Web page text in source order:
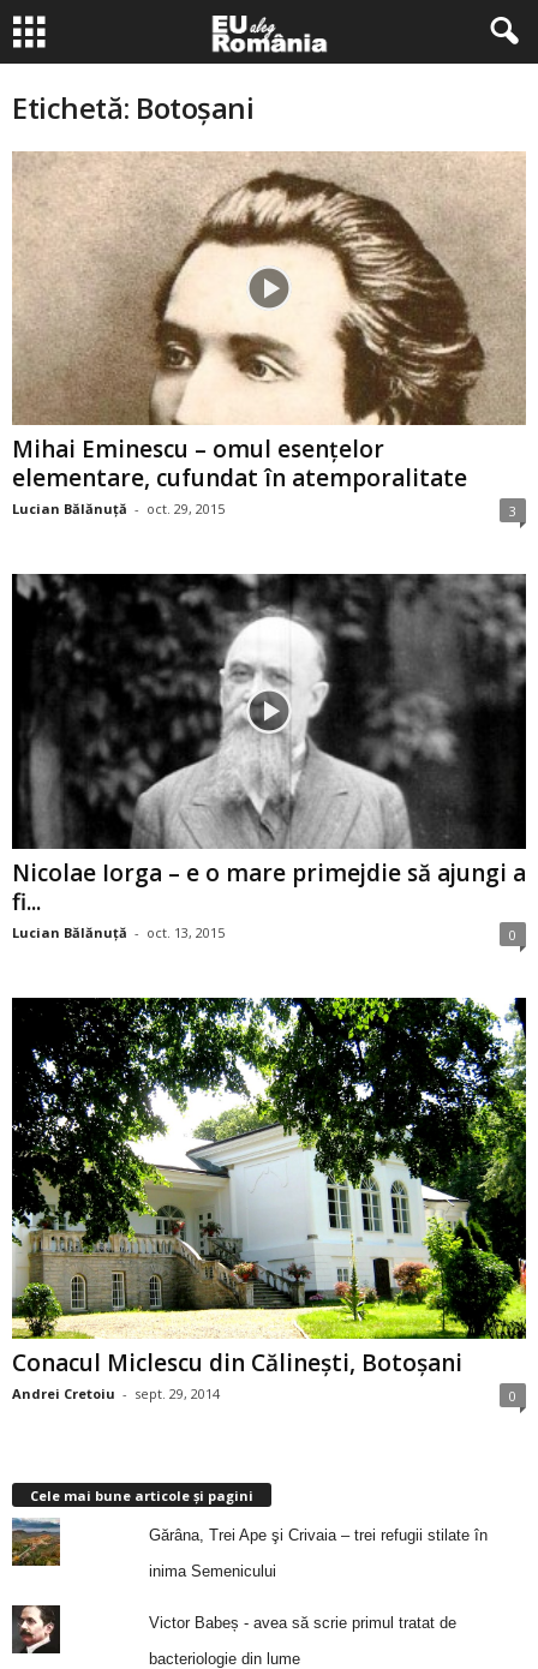
Etichetă: Botoşani
Mihai Eminescu – omul esenţelor
elementare, cufundat în atemporalitate
Lucian Bălănuţă - oct. 29, 2015 3
Nicolae Iorga – e o mare primejdie să ajungi a
fi...
Lucian Bălănuţă - oct. 13, 2015 0
Conacul Miclescu din Călineşti, Botoşani
Andrei Cretoiu - sept. 29, 2014 0
Cele mai bune articole și pagini
Gărâna, Trei Ape şi Crivaia – trei refugii stilate în
inima Semenicului
Victor Babeș - avea să scrie primul tratat de
bacteriologie din lume